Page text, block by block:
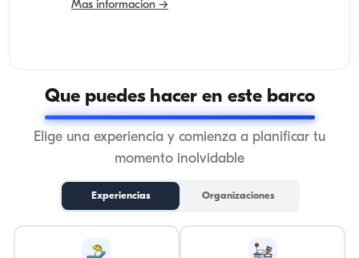
Mas informacion →
Que puedes hacer en este barco
Elige una experiencia y comienza a planificar tu
momento inolvidable
Experiencias Organizaciones